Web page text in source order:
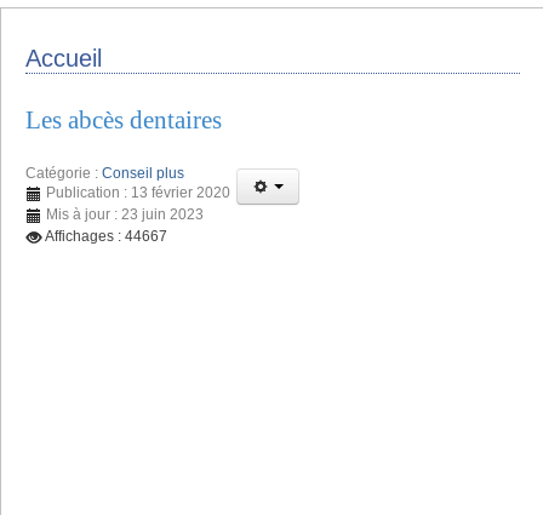
Accueil
Les abcès dentaires
Catégorie : Conseil plus
Publication : 13 février 2020
Mis à jour : 23 juin 2023
Affichages : 44667